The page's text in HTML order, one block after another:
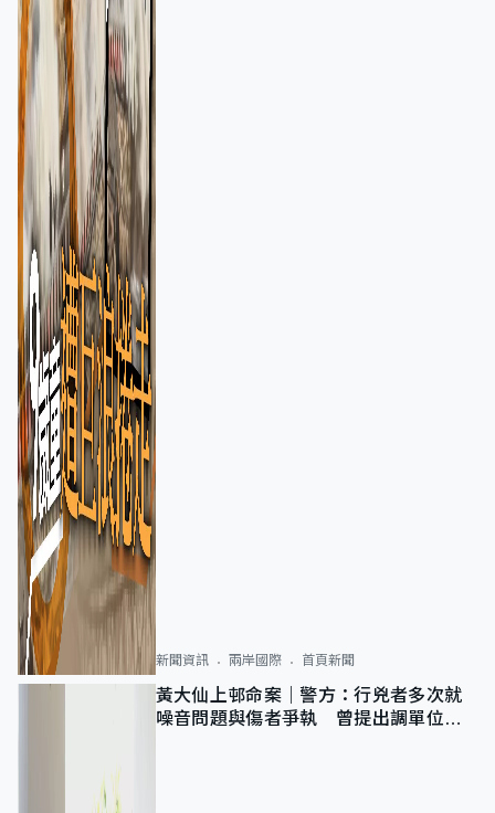
新聞資訊 兩岸國際 首頁新聞
黃大仙上邨命案｜警方：行兇者多次就
噪音問題與傷者爭執 曾提出調單位已